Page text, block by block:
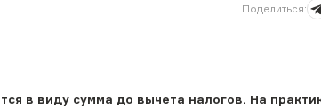
Поделиться:
в виду сумма до вычета налогов. На